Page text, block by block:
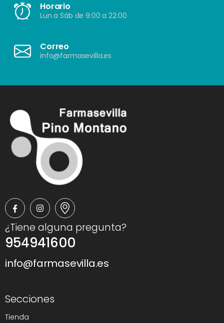
Horario
Lun a Sáb de 9:00 a 22:00
Correo
info@farmasevilla.es
¿Tiene alguna pregunta?
954941600
info@farmasevilla.es
Secciones
Tienda